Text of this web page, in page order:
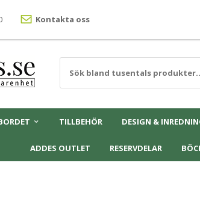
Kontakta oss
TILLBEHÖR DESIGN &
ADDES OUTLET RESERVDELAR